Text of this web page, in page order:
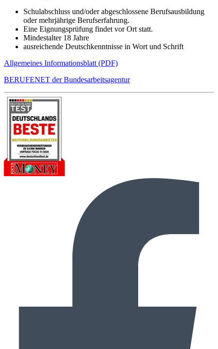
Schulabschluss und/oder abgeschlossene Berufsausbildung
oder mehrjährige Berufserfahrung.
Eine Eignungsprüfung findet vor Ort statt.
Mindestalter 18 Jahre
ausreichende Deutschkenntnisse in Wort und Schrift
Allgemeines Informationsblatt (PDF)
BERUFENET der Bundesarbeitsagentur